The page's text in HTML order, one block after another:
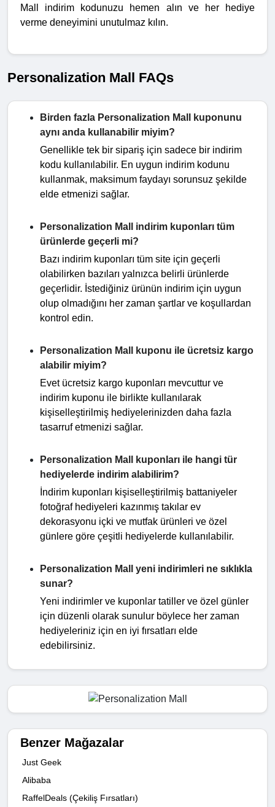
Mall indirim kodunuzu hemen alın ve her hediye
verme deneyimini unutulmaz kılın.
Personalization Mall FAQs
Birden fazla Personalization Mall kuponunu
aynı anda kullanabilir miyim?
Genellikle tek bir sipariş için sadece bir indirim
kodu kullanılabilir. En uygun indirim kodunu
kullanmak, maksimum faydayı sorunsuz şekilde
elde etmenizi sağlar.
Personalization Mall indirim kuponları tüm
ürünlerde geçerli mi?
Bazı indirim kuponları tüm site için geçerli
olabilirken bazıları yalnızca belirli ürünlerde
geçerlidir. İstediğiniz ürünün indirim için uygun
olup olmadığını her zaman şartlar ve koşullardan
kontrol edin.
Personalization Mall kuponu ile ücretsiz kargo
alabilir miyim?
Evet ücretsiz kargo kuponları mevcuttur ve
indirim kuponu ile birlikte kullanılarak
kişiselleştirilmiş hediyelerinizden daha fazla
tasarruf etmenizi sağlar.
Personalization Mall kuponları ile hangi tür
hediyelerde indirim alabilirim?
İndirim kuponları kişiselleştirilmiş battaniyeler
fotoğraf hediyeleri kazınmış takılar ev
dekorasyonu içki ve mutfak ürünleri ve özel
günlere göre çeşitli hediyelerde kullanılabilir.
Personalization Mall yeni indirimleri ne sıklıkla
sunar?
Yeni indirimler ve kuponlar tatiller ve özel günler
için düzenli olarak sunulur böylece her zaman
hediyeleriniz için en iyi fırsatları elde
edebilirsiniz.
Benzer Mağazalar
Just Geek
Alibaba
RaffelDeals (Çekiliş Fırsatları)